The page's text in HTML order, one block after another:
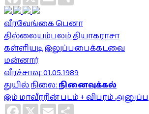
வீரவேங்கை பெனா
தில்லையம்பலம் தியாகராசா
கள்ளியடி, இலுப்பபைக்கடவை
மன்னார்
வீரச்சாவு: 01.05.1989
துயில் நிலை:நினைவுக்கல்
இம் மாவீரரின் படம் + விபரம் அனுப்ப
Facebook
X Email